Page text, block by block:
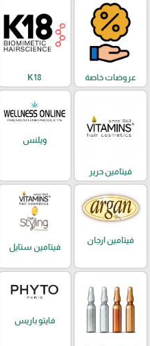
عروضات خاصة K18
فيتامين حرير
ويلنس
فيتامين ارجان
فيتامين ستايل
فايتو باريس